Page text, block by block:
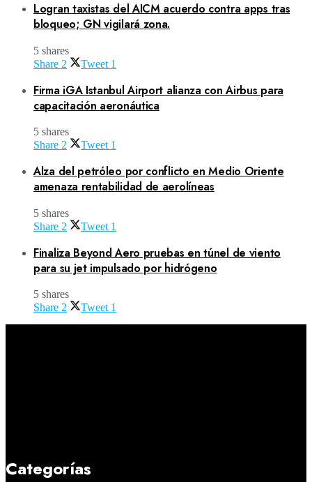
Logran taxistas del AICM acuerdo contra apps tras
bloqueo; GN vigilará zona.
5 shares
Share 2 Tweet 1
Firma iGA Istanbul Airport alianza con Airbus para
capacitación aeronáutica
5 shares
Share 2 Tweet 1
Alza del petróleo por conflicto en Medio Oriente
amenaza rentabilidad de aerolíneas
5 shares
Share 2 Tweet 1
Finaliza Beyond Aero pruebas en túnel de viento
para su jet impulsado por hidrógeno
5 shares
Share 2 Tweet 1
Categorías